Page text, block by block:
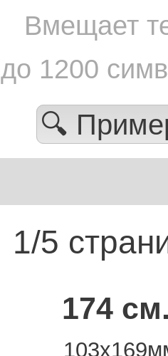
Вмещает
до 1200
🔍
1/5
174